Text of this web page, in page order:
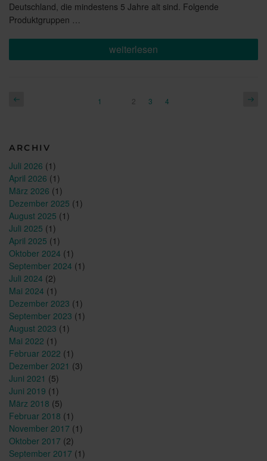
Deutschland, die mindestens 5 Jahre alt sind. Folgende
Produktgruppen …
„Förderungsfähige
Sonnenschutzprodukte
Profitieren
weiterlesen
Seitennummerierung
Vorherige Seite
1 2 Seite
3 Seite
4
ARCHIV
Juli 2026 (1)
April 2026 (1)
März 2026 (1)
Dezember 2025 (1)
August 2025 (1)
Juli 2025 (1)
April 2025 (1)
Oktober 2024 (1)
September 2024 (1)
Juli 2024 (2)
Mai 2024 (1)
Dezember 2023 (1)
September 2023 (1)
August 2023 (1)
Mai 2022 (1)
Februar 2022 (1)
Dezember 2021 (3)
Juni 2021 (5)
Juni 2019 (1)
März 2018 (5)
Februar 2018 (1)
November 2017 (1)
Oktober 2017 (2)
September 2017 (1)